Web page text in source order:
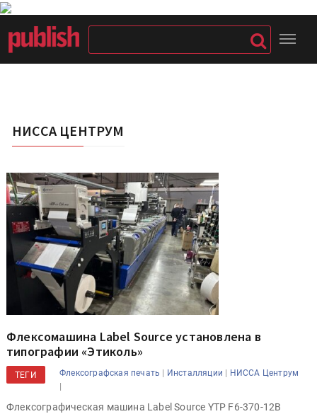
НИССА ЦЕНТРУМ
Флексомашина Label Source установлена в
типографии «Этиколь»
ТЕГИ Флексографская печать | Инсталляции | НИССА Центрум
|
Флексографическая машина Label Source YTP F6-370-12В